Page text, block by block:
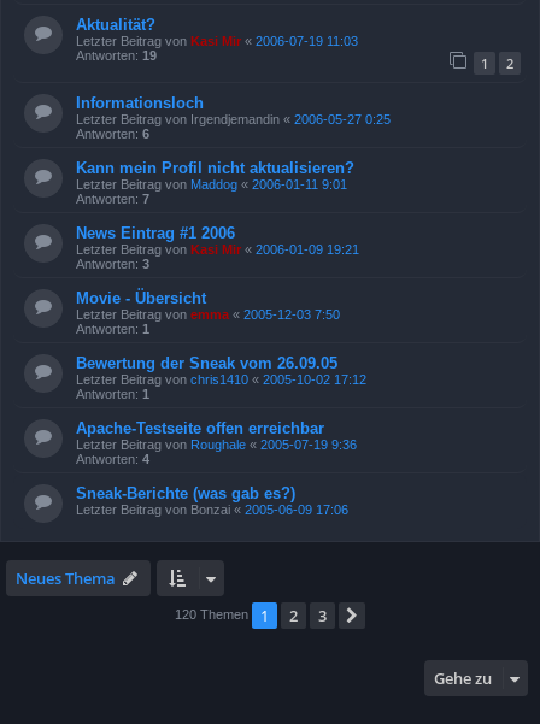
Aktualität?
Letzter Beitrag von Kasi Mir « 2006-07-19 11:03
Antworten: 19 1 2
Informationsloch
Letzter Beitrag von Irgendjemandin « 2006-05-27 0:25
Antworten: 6
Kann mein Profil nicht aktualisieren?
Letzter Beitrag von Maddog « 2006-01-11 9:01
Antworten: 7
News Eintrag #1 2006
Letzter Beitrag von Kasi Mir « 2006-01-09 19:21
Antworten: 3
Movie - Übersicht
Letzter Beitrag von emma « 2005-12-03 7:50
Antworten: 1
Bewertung der Sneak vom 26.09.05
Letzter Beitrag von chris1410 « 2005-10-02 17:12
Antworten: 1
Apache-Testseite offen erreichbar
Letzter Beitrag von Roughale « 2005-07-19 9:36
Antworten: 4
Sneak-Berichte (was gab es?)
Letzter Beitrag von Bonzai « 2005-06-09 17:06
Neues Thema
120 Themen 1 2 3
Gehe zu